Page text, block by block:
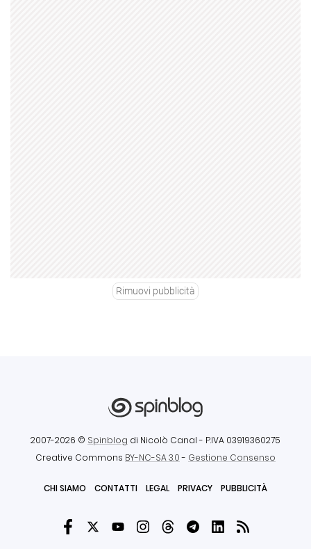
Rimuovi pubblicità
2007-2026 © Spinblog di Nicolò Canal - P.IVA 03919360275
Creative Commons BY-NC-SA 3.0- Gestione Consenso
CHI SIAMO CONTATTI LEGAL PRIVACY PUBBLICITÀ